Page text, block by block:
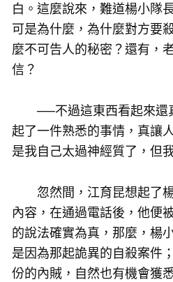
白。這麼說來，難道楊小隊
可是為什麼，為什麼對方要
麼不可告人的秘密？還有，
信？
──不過這東西看起來還
起了一件熟悉的事情，真
是我自己太過神經質了，
忽然間，江育昆想起了
內容，在通過電話後，他便
的說法確實為真，那麼，楊
是因為那起詭異的自殺案件
份的內賊，自然也有機會獲